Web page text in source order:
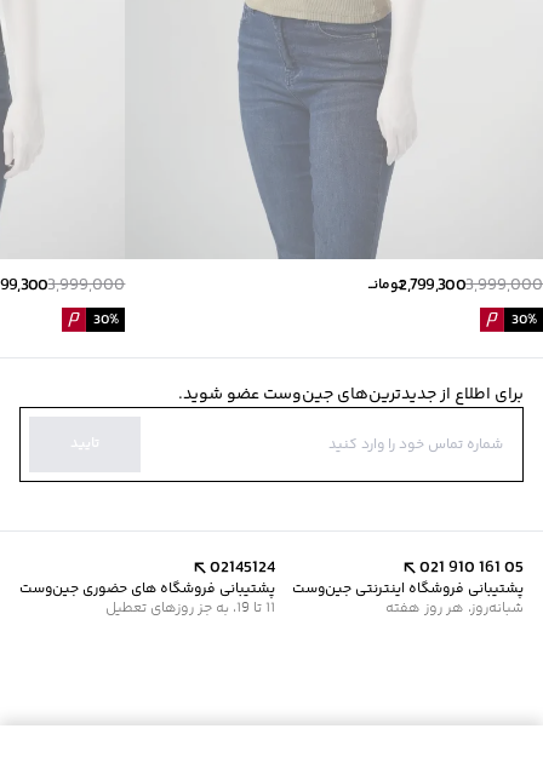
3,999,000
2,799,300تومانــ
30%
3,999,000
30%
برای اطلاع از جدیدترین‌های جین‌وست عضو شوید.
تایید
021 910 161 05
پشتیبانی فروشگاه اینترنتی جین‌وست
شبانه‌روز، هر روز هفته
02145124
پشتیبانی فروشگاه های حضوری جین‌وست
11 تا 19، به جز روزهای تعطیل